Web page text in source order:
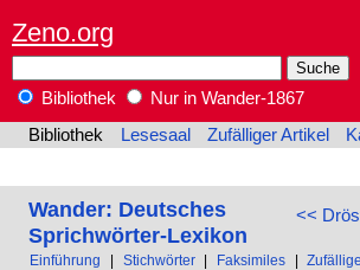
Zeno.org
Bibliothek
Nur in Wander-1867
Bibliothek
Lesesaal Zufälliger Artikel
<<
Wander: Deutsches
Sprichwörter-Lexikon
Einführung Stichwörter Faksimiles